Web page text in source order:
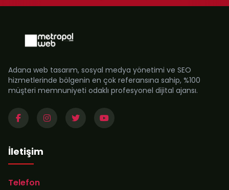
Adana web tasarım, sosyal medya yönetimi ve SEO
hizmetlerinde bölgenin en çok referansına sahip, %100
müşteri memnuniyeti odaklı profesyonel dijital ajansı.
İletişim
Telefon